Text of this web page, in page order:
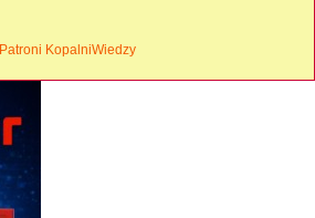
Patroni KopalniWiedzy